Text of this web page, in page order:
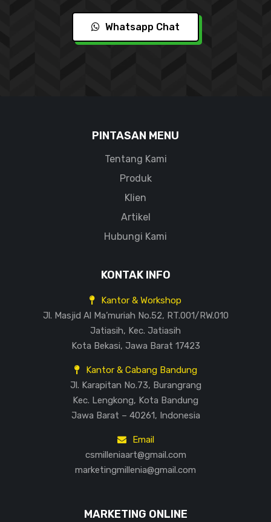
Whatsapp Chat
PINTASAN MENU
Tentang Kami
Produk
Klien
Artikel
Hubungi Kami
KONTAK INFO
Kantor & Workshop
Jl. Masjid Al Ma’muriah No.52, RT.001/RW.010
Jatiasih, Kec. Jatiasih
Kota Bekasi, Jawa Barat 17423
Kantor & Cabang Bandung
Jl. Karapitan No.73, Burangrang
Kec. Lengkong, Kota Bandung
Jawa Barat – 40261, Indonesia
Email
csmilleniaart@gmail.com
marketingmillenia@gmail.com
MARKETING ONLINE